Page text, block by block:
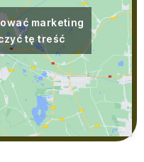
marketing
tę treść